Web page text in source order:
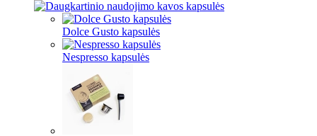
Dolce Gusto kapsulės
Nespresso kapsulės